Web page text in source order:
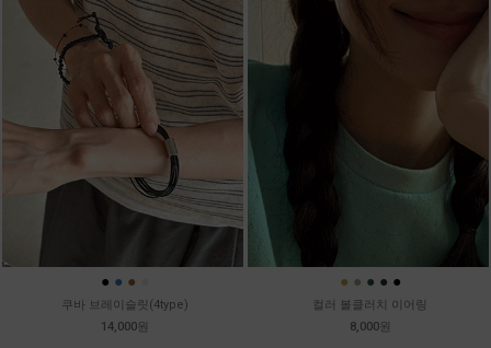
● ● ●
쿠바 브레이슬릿(4type)
14,000원
● ● ● ● ●
컬러 볼클러치 이어링
8,000원